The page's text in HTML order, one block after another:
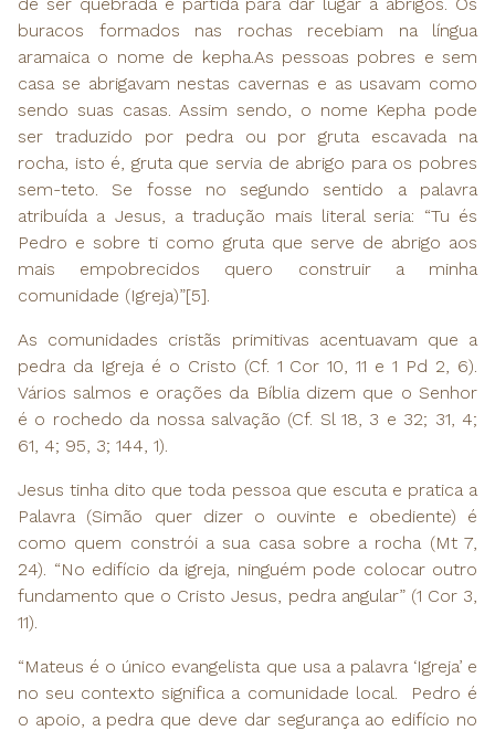
buracos formados nas rochas recebiam na língua
aramaica o nome de kepha.As pessoas pobres e sem
casa se abrigavam nestas cavernas e as usavam como
sendo suas casas. Assim sendo, o nome Kepha pode
ser traduzido por pedra ou por gruta escavada na
rocha, isto é, gruta que servia de abrigo para os pobres
sem-teto. Se fosse no segundo sentido a palavra
atribuída a Jesus, a tradução mais literal seria: “Tu és
Pedro e sobre ti como gruta que serve de abrigo aos
mais empobrecidos quero construir a minha
comunidade (Igreja)”[5].
As comunidades cristãs primitivas acentuavam que a
pedra da Igreja é o Cristo (Cf. 1 Cor 10, 11 e 1 Pd 2, 6).
Vários salmos e orações da Bíblia dizem que o Senhor
é o rochedo da nossa salvação (Cf. Sl 18, 3 e 32; 31, 4;
61, 4; 95, 3; 144, 1).
Jesus tinha dito que toda pessoa que escuta e pratica a
Palavra (Simão quer dizer o ouvinte e obediente) é
como quem constrói a sua casa sobre a rocha (Mt 7,
24). “No edifício da igreja, ninguém pode colocar outro
fundamento que o Cristo Jesus, pedra angular” (1 Cor 3,
11).
“Mateus é o único evangelista que usa a palavra ‘Igreja’ e
no seu contexto significa a comunidade local. Pedro é
o apoio, a pedra que deve dar segurança ao edifício no